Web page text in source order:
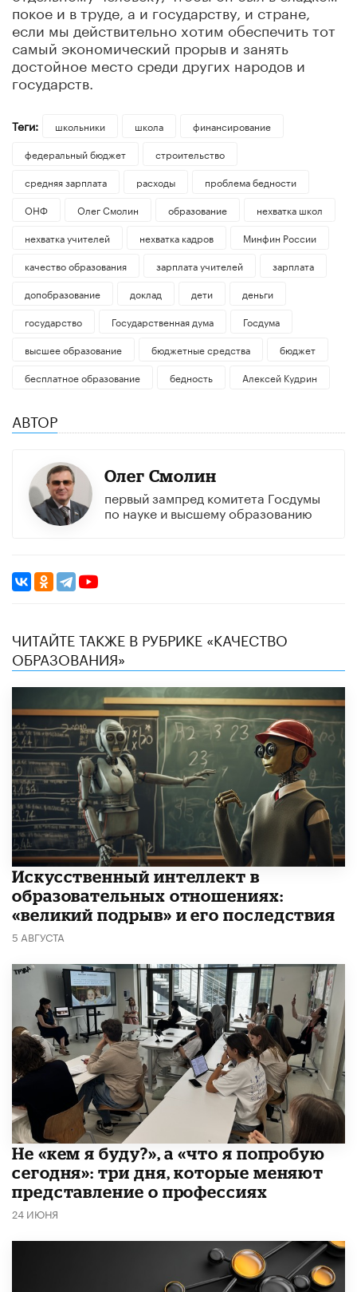
покое и в труде, а и государству, и стране,
если мы действительно хотим обеспечить тот
самый экономический прорыв и занять
достойное место среди других народов и
государств.
Теги: школьники школа
финансирование
федеральный бюджет
строительство
средняя зарплата
расходы
проблема бедности
ОНФ
Олег Смолин образование
нехватка школ
нехватка учителей
нехватка кадров
Минфин России
качество образования
зарплата учителей
зарплата
допобразование
доклад дети
деньги
государство
Государственная дума
Госдума
высшее образование
бюджетные средства
бюджет
бесплатное образование
бедность Алексей Кудрин
АВТОР
Олег Смолин
первый зампред комитета Госдумы
по науке и высшему образованию
ЧИТАЙТЕ ТАКЖЕ В РУБРИКЕ «КАЧЕСТВО
ОБРАЗОВАНИЯ»
​Искусственный интеллект в
образовательных отношениях:
«великий подрыв» и его последствия
5 АВГУСТА
Не «кем я буду?», а «что я попробую
сегодня»: три дня, которые меняют
представление о профессиях
24 ИЮНЯ